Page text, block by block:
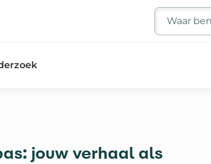
Zoeken
jouw verhaal als